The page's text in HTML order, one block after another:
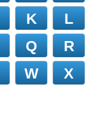
K
L
Q
R
W
X